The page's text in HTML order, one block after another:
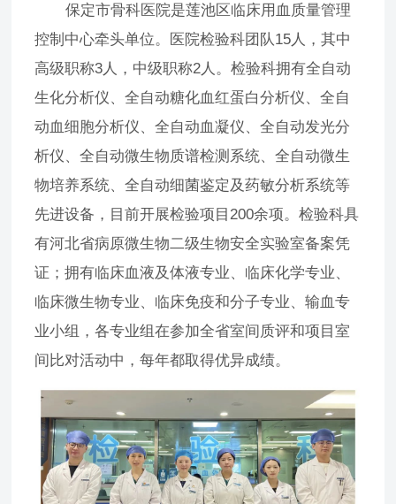
保定市骨科医院是莲池区临床用血质量管理
控制中心牵头单位。医院检验科团队15人，其中
高级职称3人，中级职称2人。检验科拥有全自动
生化分析仪、全自动糖化血红蛋白分析仪、全自
动血细胞分析仪、全自动血凝仪、全自动发光分
析仪、全自动微生物质谱检测系统、全自动微生
物培养系统、全自动细菌鉴定及药敏分析系统等
先进设备，目前开展检验项目200余项。检验科具
有河北省病原微生物二级生物安全实验室备案凭
证；拥有临床血液及体液专业、临床化学专业、
临床微生物专业、临床免疫和分子专业、输血专
业小组，各专业组在参加全省室间质评和项目室
间比对活动中，每年都取得优异成绩。